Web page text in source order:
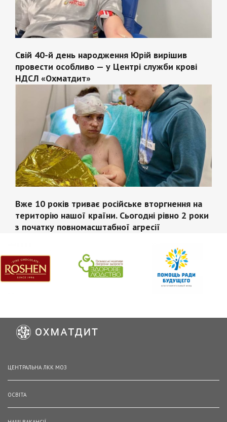
Свій 40-й день народження Юрій вирішив
провести особливо — у Центрі служби крові
НДСЛ «Охматдит»
Вже 10 років триває російське вторгнення на
територію нашої країни. Сьогодні рівно 2 роки
з початку повномасштабної агресії
ЦЕНТРАЛЬНА ЛКК МОЗ
ОСВІТА